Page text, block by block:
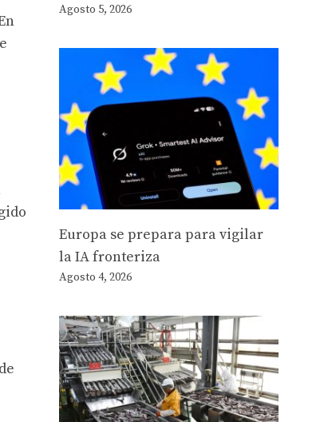
Agosto 5, 2026
Europa se prepara para vigilar
la IA fronteriza
Agosto 4, 2026